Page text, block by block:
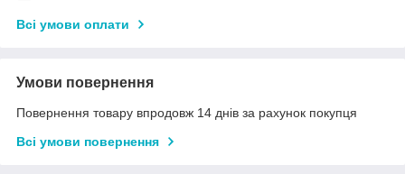
Всі умови оплати
Умови повернення
Повернення товару впродовж 14 днів за рахунок покупця
Всі умови повернення